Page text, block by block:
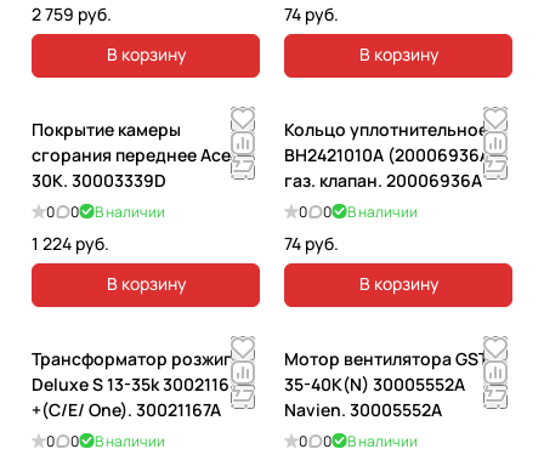
2 759 руб.
В корзину
74 руб.
В корзину
Покрытие камеры
сгорания переднее Ace
30К. 30003339D
0 0 В наличии
1 224 руб.
В корзину
Кольцо уплотнительное
ВН2421010А (20006936А)
газ. клапан. 20006936А
0 0 В наличии
74 руб.
В корзину
Трансформатор розжига
Deluxe S 13-35k 30021167A
+(C/E/ One). 30021167A
0 0 В наличии
Мотор вентилятора GST
35-40K(N) 30005552A
Navien. 30005552A
0 0 В наличии